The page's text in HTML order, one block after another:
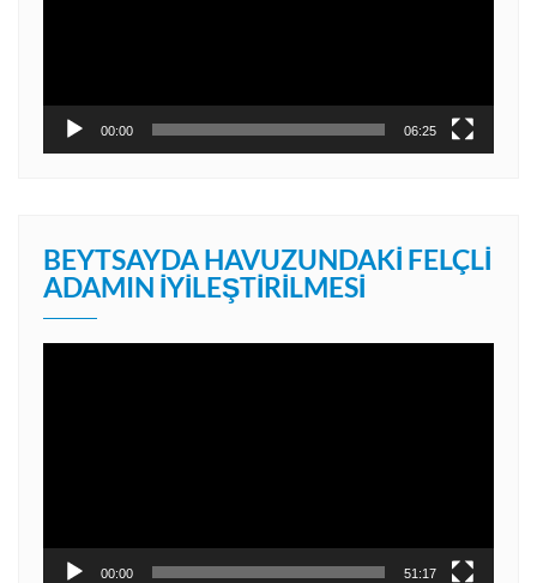
00:00 06:25
BEYTSAYDA HAVUZUNDAKI FELÇLI
ADAMIN İYILEŞTIRILMESI
00:00 51:17